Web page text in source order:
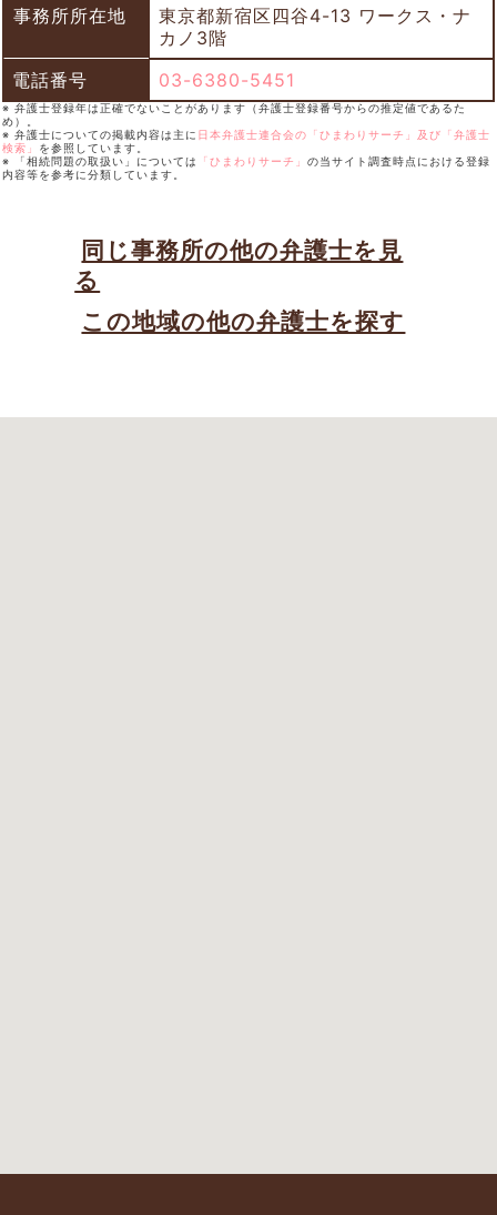
事務所所在地
東京都新宿区四谷4-13 ワークス・ナ
カノ3階
電話番号
03-6380-5451
※ 弁護士登録年は正確でないことがあります（弁護士登録番号からの推定値であるた
め）。
※ 弁護士についての掲載内容は主に 日本弁護士連合会の「ひまわりサーチ」及び「弁護士
検索」 を参照しています。
※ 「相続問題の取扱い」については
「ひまわりサーチ」 の当サイト調査時点における登録
内容等を参考に分類しています。
同じ事務所の他の弁護士を見
る
この地域の他の弁護士を探す